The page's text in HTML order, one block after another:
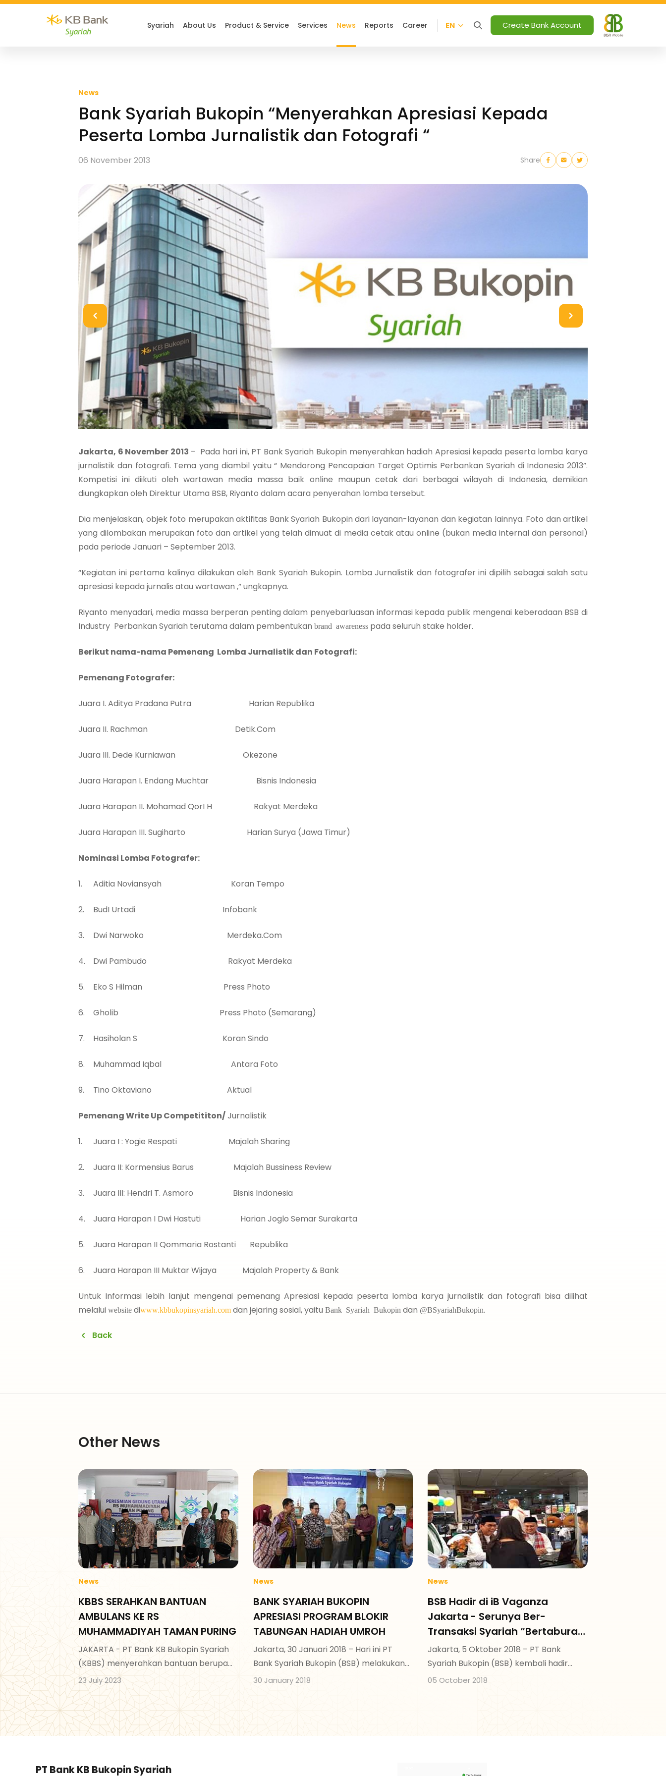
Syariah About Us Product & Service Services News Reports Career EN Create Bank Account
News
Bank Syariah Bukopin “Menyerahkan Apresiasi Kepada
Peserta Lomba Jurnalistik dan Fotografi “
06 November 2013 Share
Jakarta, 6 November 2013 – Pada hari ini, PT Bank Syariah Bukopin menyerahkan hadiah Apresiasi kepada peserta lomba karya
jurnalistik dan fotografi. Tema yang diambil yaitu “ Mendorong Pencapaian Target Optimis Perbankan Syariah di Indonesia 2013”.
Kompetisi ini diikuti oleh wartawan media massa baik online maupun cetak dari berbagai wilayah di Indonesia, demikian
diungkapkan oleh Direktur Utama BSB, Riyanto dalam acara penyerahan lomba tersebut.
Dia menjelaskan, objek foto merupakan aktifitas Bank Syariah Bukopin dari layanan-layanan dan kegiatan lainnya. Foto dan artikel
yang dilombakan merupakan foto dan artikel yang telah dimuat di media cetak atau online (bukan media internal dan personal)
pada periode Januari – September 2013.
“Kegiatan ini pertama kalinya dilakukan oleh Bank Syariah Bukopin. Lomba Jurnalistik dan fotografer ini dipilih sebagai salah satu
apresiasi kepada jurnalis atau wartawan ,” ungkapnya.
Riyanto menyadari, media massa berperan penting dalam penyebarluasan informasi kepada publik mengenai keberadaan BSB di
Industry Perbankan Syariah terutama dalam pembentukan brand awareness pada seluruh stake holder.
Berikut nama-nama Pemenang Lomba Jurnalistik dan Fotografi:
Pemenang Fotografer:
Juara I. Aditya Pradana Putra Harian Republika
Juara II. Rachman Detik.Com
Juara III. Dede Kurniawan Okezone
Juara Harapan I. Endang Muchtar Bisnis Indonesia
Juara Harapan II. Mohamad QorI H Rakyat Merdeka
Juara Harapan III. Sugiharto Harian Surya (Jawa Timur)
Nominasi Lomba Fotografer:
Aditia Noviansyah Koran Tempo
BudI Urtadi Infobank
Dwi Narwoko Merdeka.Com
Dwi Pambudo Rakyat Merdeka
Eko S Hilman Press Photo
Gholib Press Photo (Semarang)
Hasiholan S Koran Sindo
Muhammad Iqbal Antara Foto
Tino Oktaviano Aktual
Pemenang Write Up Competititon/Jurnalistik
Juara I : Yogie Respati Majalah Sharing
Juara II: Kormensius Barus Majalah Bussiness Review
Juara III: Hendri T. Asmoro Bisnis Indonesia
Juara Harapan I Dwi Hastuti Harian Joglo Semar Surakarta
Juara Harapan II Qommaria Rostanti Republika
Juara Harapan III Muktar Wijaya Majalah Property & Bank
Untuk Informasi lebih lanjut mengenai pemenang Apresiasi kepada peserta lomba karya jurnalistik dan fotografi bisa dilihat
melalui website diwww.kbbukopinsyariah.com dan jejaring sosial, yaitu Bank Syariah Bukopin dan @BSyariahBukopin.
Back
Other News
News
KBBS SERAHKAN BANTUAN
AMBULANS KE RS
MUHAMMADIYAH TAMAN PURING
JAKARTA - PT Bank KB Bukopin Syariah
(KBBS) menyerahkan bantuan berupa
satu unit mobil ambulans kepada Rumah
Sakit Muhammadiyah Taman Puring.
23 July 2023
News
BANK SYARIAH BUKOPIN
APRESIASI PROGRAM BLOKIR
TABUNGAN HADIAH UMROH
Jakarta, 30 Januari 2018 – Hari ini PT
Bank Syariah Bukopin (BSB) melakukan
acara Apresiasi Program Blokir
30 January 2018
News
BSB Hadir di iB Vaganza
Jakarta - Serunya Ber-
Transaksi Syariah “Bertaburan
Hadiah, Tawarkan Ekspresi iB
SiAga dan Program Tabungan
Hadiah Umrah”
Jakarta, 5 Oktober 2018 – PT Bank
Syariah Bukopin (BSB) kembali hadir
dalam acara Islamic Banking (iB)
05 October 2018
PT Bank KB Bukopin Syariah